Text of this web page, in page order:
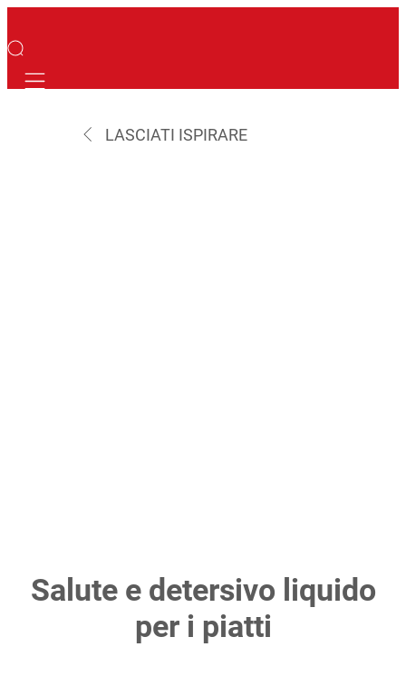
Mobile navigation
LASCIATI ISPIRARE
Salute e detersivo liquido
per i piatti